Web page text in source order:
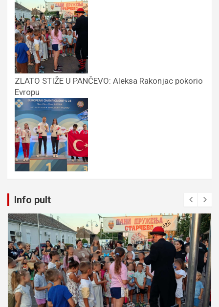
ZLATO STIŽE U PANČEVO: Aleksa Rakonjac pokorio
Evropu
Info pult